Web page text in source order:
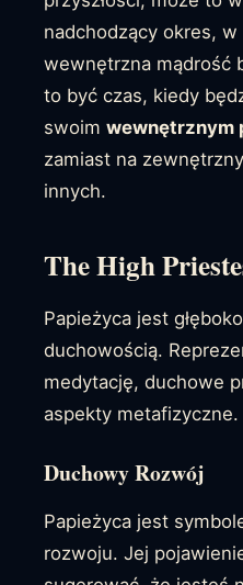
nadchodzący okres,
wewnętrzna mądrość
to być czas, kiedy
swoim wewnętrznym
zamiast na
innych.
The High
Papieżyca jest
duchowością.
medytację, duchowe
aspekty metafizyczne.
Duchowy Rozwój
Papieżyca jest
rozwoju. Jej